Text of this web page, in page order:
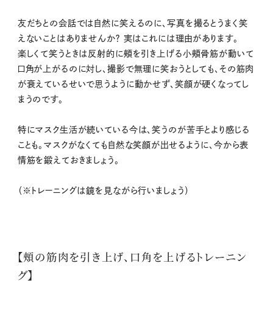
友だちとの会話では自然に笑えるのに、写真を撮るとうまく笑
えないことはありませんか？ 実はこれには理由があります。
楽しくて笑うときは反射的に頰を引き上げる小頰骨筋が動いて
口角が上がるのに対し、撮影で無理に笑おうとしても、その筋肉
が衰えているせいで思うように動かせず、笑顔が硬くなってし
まうのです。
特にマスク生活が続いている今は、笑うのが苦手とより感じる
ことも。マスクがなくても自然な笑顔が出せるように、今から表
情筋を鍛えておきましょう。
（※トレーニングは鏡を見ながら行いましょう）
【頰の筋肉を引き上げ、口角を上げるトレーニン
グ】